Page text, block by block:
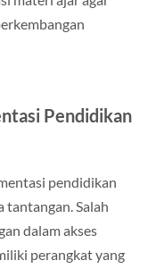
Pendidikan
pendidikan
tantangan. Salah
dalam akses
perangkat yang